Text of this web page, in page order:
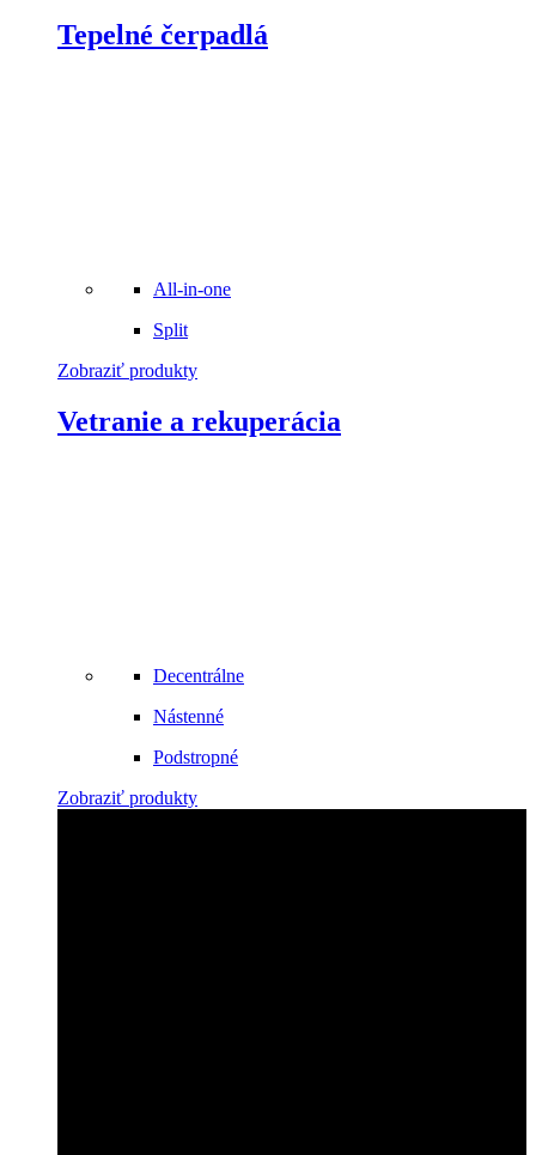
Tepelné čerpadlá
All-in-one
Split
Zobraziť produkty
Vetranie a rekuperácia
Decentrálne
Nástenné
Podstropné
Zobraziť produkty